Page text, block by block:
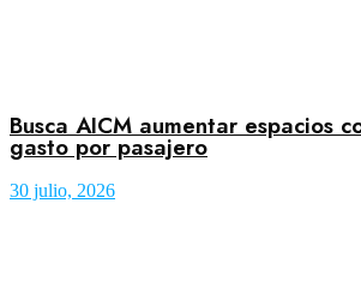
Busca AICM aumentar espacios
gasto por pasajero
30 julio, 2026